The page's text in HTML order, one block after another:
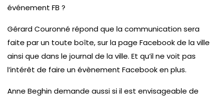
événement FB ?
Gérard Couronné répond que la communication sera
faite par un toute boîte, sur la page Facebook de la ville
ainsi que dans le journal de la ville. Et qu’il ne voit pas
l’intérêt de faire un évènement Facebook en plus.
Anne Beghin demande aussi si il est envisageable de